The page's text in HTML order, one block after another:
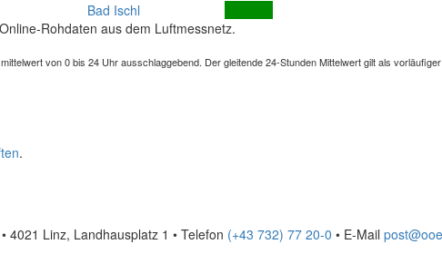
Bad Ischl
Rohdaten aus dem Luftmessnetz.
von 0 bis 24 Uhr ausschlaggebend. Der gleitende 24-Stunden Mittelwert gilt als
.
4021 Linz, Landhausplatz 1 • Telefon (+43 732) 77 20-0 • E-Mail